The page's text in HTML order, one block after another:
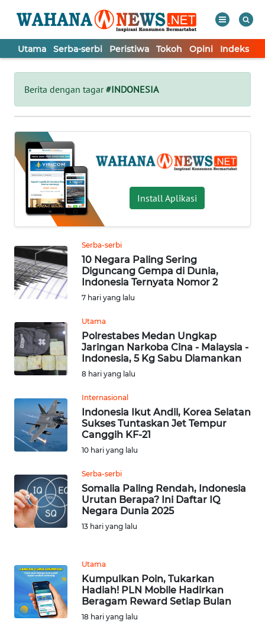
Utama Serba-serbi Peristiwa Tokoh Opini Indeks
Berita dengan tagar#INDONESIA
Install Aplikasi
Serba-serbi
10 Negara Paling Sering
Diguncang Gempa di Dunia,
Indonesia Ternyata Nomor 2
7 hari yang lalu
Utama
Polrestabes Medan Ungkap
Jaringan Narkoba Cina - Malaysia -
Indonesia, 5 Kg Sabu Diamankan
8 hari yang lalu
Internasional
Indonesia Ikut Andil, Korea Selatan
Sukses Tuntaskan Jet Tempur
Canggih KF-21
10 hari yang lalu
Serba-serbi
Somalia Paling Rendah, Indonesia
Urutan Berapa? Ini Daftar IQ
Negara Dunia 2025
13 hari yang lalu
Utama
Kumpulkan Poin, Tukarkan
Hadiah! PLN Mobile Hadirkan
Beragam Reward Setiap Bulan
18 hari yang lalu
Tutup
UTAMA
SERBA-
SERBI
PERISTIWA
TOKOH
OPINI
Informasi
INDEKS
BERITA
KONTAK
KAMI
INFO
IKLAN
TENTANG
PEDOMAN
MEDIA
SIBER
KARIR
DISCLAIMER